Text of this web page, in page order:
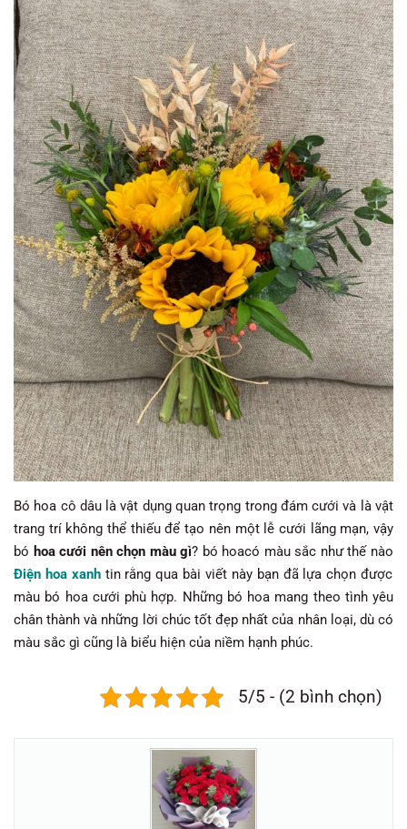
Bó hoa cô dâu là vật dụng quan trọng trong đám cưới và là vật
trang trí không thể thiếu để tạo nên một lễ cưới lãng mạn, vậy
bó hoa cưới nên chọn màu gì? bó hoacó màu sắc như thế nào
Điện hoa xanh tin rằng qua bài viết này bạn đã lựa chọn được
màu bó hoa cưới phù hợp. Những bó hoa mang theo tình yêu
chân thành và những lời chúc tốt đẹp nhất của nhân loại, dù có
màu sắc gì cũng là biểu hiện của niềm hạnh phúc.
5/5 - (2 bình chọn)